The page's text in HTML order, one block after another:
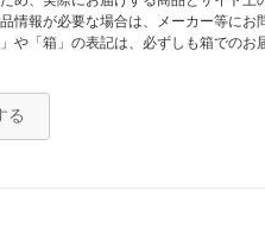
情報が必要な場合は、メーカー等にお
や「箱」の表記は、必ずしも箱での
る